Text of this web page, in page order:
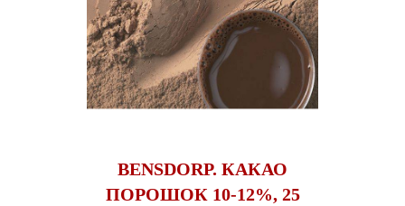
BENSDORP. КАКАО
ПОРОШОК 10-12%, 25